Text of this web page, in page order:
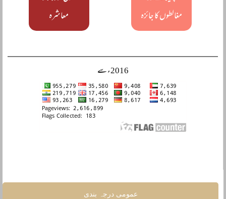
مغالطوں کا جائزہ
معاشرہ
2016ء سے
عمومی درجہ بندی